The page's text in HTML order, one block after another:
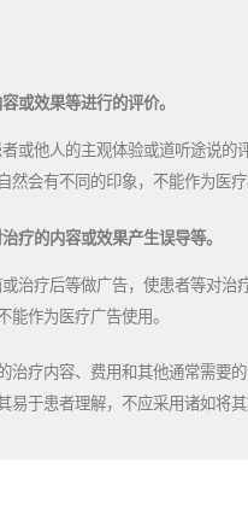
或效果等进行的评价。
或他人的主观体验或道听途说
会有不同的印象，不能作为医
疗的内容或效果产生误导等。
治疗后等做广告，使患者等对
作为医疗广告使用。
治疗内容、费用和其他通常需要
易于患者理解，不应采用诸如将